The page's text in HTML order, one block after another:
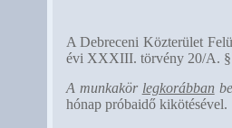
A Debreceni Közterület
évi XXXIII. törvény 20/A. §
A munkakör legkorábban
hónap próbaidő kikötésével.